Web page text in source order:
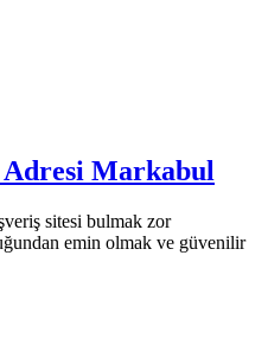
Markabul
sitesi bulmak zor
emin olmak ve güvenilir